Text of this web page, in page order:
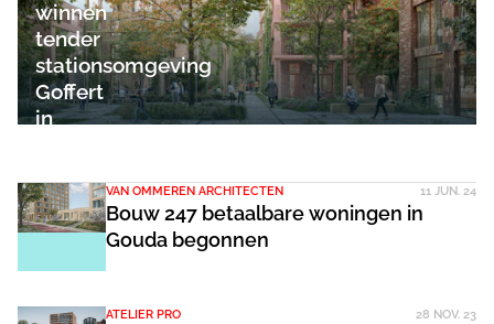
winnen
tender
stationsomgeving
Goffert
in
VAN OMMEREN ARCHITECTEN 11 JUN. 24
Bouw 247 betaalbare woningen in
Gouda begonnen
ATELIER PRO 28 NOV. 23